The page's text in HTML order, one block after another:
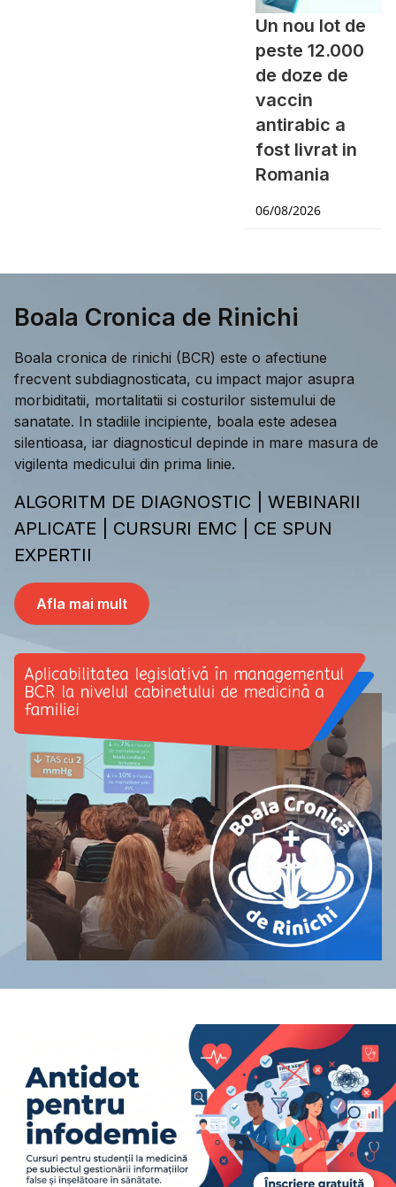
Un nou lot de
peste 12.000
de doze de
vaccin
antirabic a
fost livrat in
Romania
06/08/2026
Boala Cronica de Rinichi
Boala cronica de rinichi (BCR) este o afectiune
frecvent subdiagnosticata, cu impact major asupra
morbiditatii, mortalitatii si costurilor sistemului de
sanatate. In stadiile incipiente, boala este adesea
silentioasa, iar diagnosticul depinde in mare masura de
vigilenta medicului din prima linie.
ALGORITM DE DIAGNOSTIC | WEBINARII
APLICATE | CURSURI EMC | CE SPUN
EXPERTII
Afla mai mult